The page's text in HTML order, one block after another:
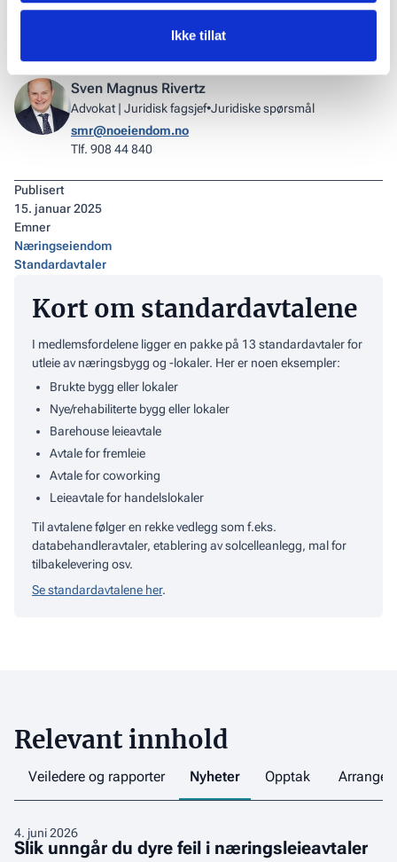
Ikke tillat
Sven Magnus Rivertz
Advokat | Juridisk fagsjef•Juridiske spørsmål
smr@noeiendom.no
Tlf. 908 44 840
Publisert
15. januar 2025
Emner
Næringseiendom
Standardavtaler
Kort om standardavtalene
I medlemsfordelene ligger en pakke på 13 standardavtaler for
utleie av næringsbygg og -lokaler. Her er noen eksempler:
Brukte bygg eller lokaler
Nye/rehabiliterte bygg eller lokaler
Barehouse leieavtale
Avtale for fremleie
Avtale for coworking
Leieavtale for handelslokaler
Til avtalene følger en rekke vedlegg som f.eks.
databehandleravtaler, etablering av solcelleanlegg, mal for
tilbakelevering osv.
Se standardavtalene her.
Relevant innhold
Veiledere og rapporter Nyheter Opptak
4. juni 2026
Slik unngår du dyre feil i næringsleieavtaler
Slik
unngår